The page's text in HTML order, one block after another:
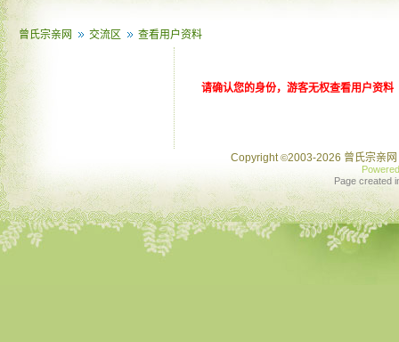
曾氏宗亲网 交流区 查看用户资料
请确认您的身份，游客无权查看用户资料
Copyright©2003-2026 曾氏宗亲
Page created